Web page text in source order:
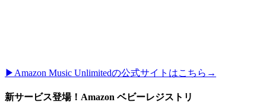
▶︎Amazon Music Unlimitedの公式サイトはこちら→
新サービス登場！Amazon ベビーレジストリ